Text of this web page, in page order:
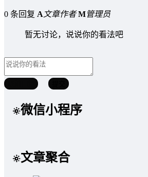
0 条回复 A文章作者 M管理员
暂无讨论，说说你的看法吧
微信小程序
文章聚合